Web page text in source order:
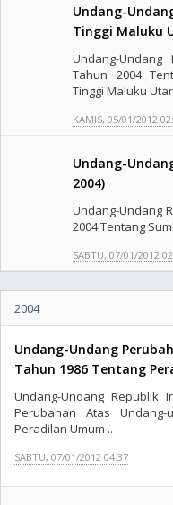
Undang-
Tinggi Maluku
Undang-
Tahun 2004
Tinggi Maluku
KAMIS, 05/01/2012
Undang-
2004)
Undang-Undang
2004 Tentang
SABTU, 07/01/2012
2004
Undang-Undang
Tahun 1986 Tentang
Undang-Undang Republik
Perubahan Atas
Peradilan Umum ..
SABTU, 07/01/2012 04:37